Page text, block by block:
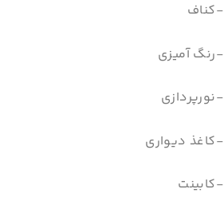
-کناف
-رنگ آمیزی
-نورپردازی
-کاغذ دیواری
-کابینت